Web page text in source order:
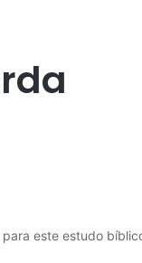
para este estudo